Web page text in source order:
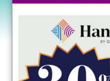
El Hogar de las